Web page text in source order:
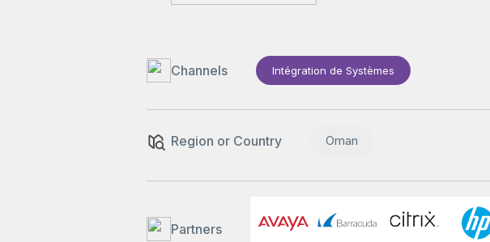
Channels Intégration de Systèmes
Region or Country Oman
Partners